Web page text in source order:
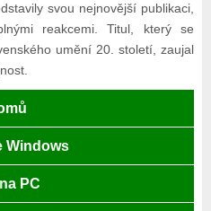
svou nejnovější publikaci,
reakcemi. Titul, který se
umění 20. století, zaujal
Windows
PC